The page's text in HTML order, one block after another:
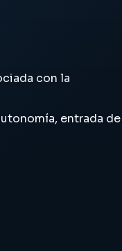
con la
entrada de